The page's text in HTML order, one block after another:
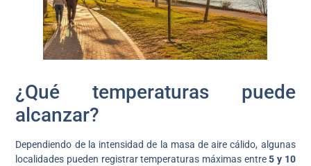
¿Qué temperaturas puede
alcanzar?
Dependiendo de la intensidad de la masa de aire cálido, algunas
localidades pueden registrar temperaturas máximas entre5 y 10